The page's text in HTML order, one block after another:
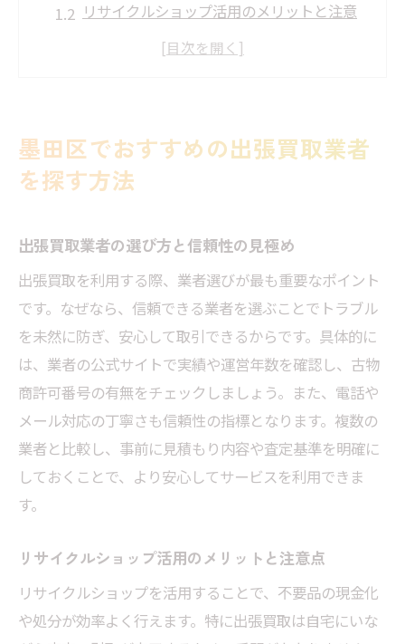
リサイクルショップ活用のメリットと注意
家具や家電の出張買取対応エリアとは
墨田区の出張買取業者の特徴と比較ポイン
ト
無料査定でわかる出張買取の安心ポイント
出張買取の流れと無料査定の具体的手順
出張買取利用時の査定無料サービスの仕組
み
墨田区で無料査定を受ける際の注意点
出張買取で査定費用がかからない理由とは
査定から買取までの安全な進め方を解説
墨田区での出張買取を成功させる秘訣とは？
不要品整理と出張買取のタイミングのコツ
出張買取で損しないための査定ポイント
リサイクルショップと出張買取の上手な使
墨田区でおすすめの出張買取業者
を探す方法
出張買取業者の選び方と信頼性の見極め
出張買取を利用する際、業者選びが最も重要なポイント
です。なぜなら、信頼できる業者を選ぶことでトラブル
を未然に防ぎ、安心して取引できるからです。具体的に
は、業者の公式サイトで実績や運営年数を確認し、古物
商許可番号の有無をチェックしましょう。また、電話や
メール対応の丁寧さも信頼性の指標となります。複数の
業者と比較し、事前に見積もり内容や査定基準を明確に
しておくことで、より安心してサービスを利用できま
す。
リサイクルショップ活用のメリットと注意点
リサイクルショップを活用することで、不要品の現金化
や処分が効率よく行えます。特に出張買取は自宅にいな